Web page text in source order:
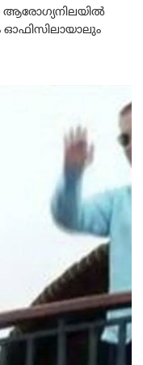
ആരോഗ്യനിലയിൽ
ഓഫിസിലായാലും